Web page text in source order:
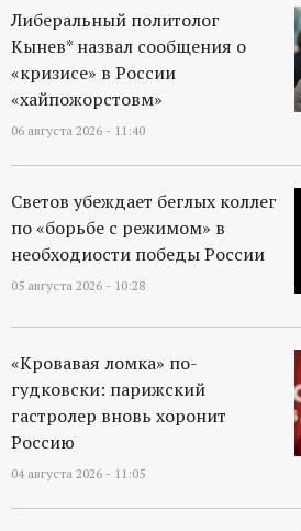
й
п
о
р
т
а
л
Либеральный политолог
Кынев* назвал сообщения о
«кризисе» в России
«хайпожорстовм»
06 августа 2026 - 11:40
Светов убеждает беглых коллег
по «борьбе с режимом» в
необходиости победы России
05 августа 2026 - 10:28
«Кровавая ломка» по-
гудковски: парижский
гастролер вновь хоронит
Россию
04 августа 2026 - 11:05